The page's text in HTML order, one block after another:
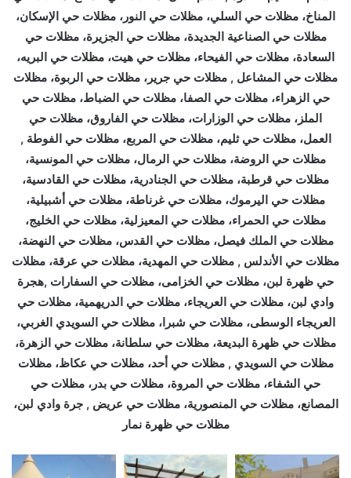
المناخ، مظلات حي السلي، مظلات حي النور، مظلات حي الإسكان،
مظلات حي الصناعية الجديدة، مظلات حي الجزيرة، مظلات حي
السعادة، مظلات حي الفيحاء، مظلات حي هيت، مظلات حي البريه،
مظلات حي المشاعل , مظلات حي جرير، مظلات حي الربوة، مظلات
حي الزهراء، مظلات حي الصفا، مظلات حي الضباط، مظلات حي
الملز، مظلات حي الوزارات، مظلات حي الفاروق، مظلات حي
العمل، مظلات حي ثليم، مظلات حي المربع، مظلات حي الفوطة ,
مظلات حي الروضة، مظلات حي الرمال، مظلات حي المونسية،
مظلات حي قرطبة، مظلات حي الجنادرية، مظلات حي القادسية،
مظلات حي اليرموك، مظلات حي غرناطة، مظلات حي أشبيلية،
مظلات حي الحمراء، مظلات حي المعيزلية، مظلات حي الخليج،
مظلات حي الملك فيصل، مظلات حي القدس، مظلات حي النهضة،
مظلات حي الأندلس , مظلات حي المهدية، مظلات حي عرقة، مظلات
حي ظهرة لبن، مظلات حي الخزامى، مظلات حي السفارات ,هجرة
وادي لبن، مظلات حي العريجاء، مظلات حي الدريهمية، مظلات حي
العريجاء الوسطى، مظلات حي شبرا، مظلات حي السويدي الغربي،
مظلات حي ظهرة البديعة، مظلات حي سلطانة، مظلات حي الزهرة،
مظلات حي السويدي , مظلات حي أحد، مظلات حي عكاظ، مظلات
حي الشفاء، مظلات حي المروة، مظلات حي بدر، مظلات حي
المصانع، مظلات حي المنصورية، مظلات حي عريض , جرة وادي لبن،
مظلات حي ظهرة نمار